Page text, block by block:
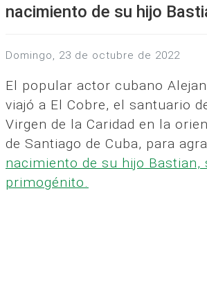
nacimiento de su hijo
domingo, 23 de octubre de 2022
El popular actor cubano
viajó a El Cobre, el santuario
Virgen de la Caridad en la
de Santiago de Cuba, para
nacimiento de su hijo Bastian,
primogénito.